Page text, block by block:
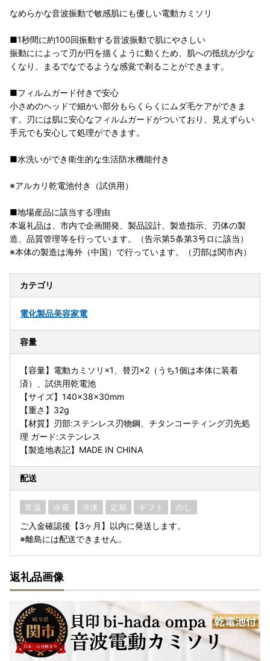
なめらかな音波振動で敏感肌にも優しい電動カミソリ
■1秒間に約100回振動する音波振動で肌にやさしい
振動にによって刃が円を描くように動くため、肌への抵抗が少な
くなり、まるでなでるような感覚で剃ることができます。
■フィルムガード付きで安心
小さめのヘッドで細かい部分もらくらくにムダ毛ケアができま
す。刃には肌に安心なフィルムガードがついており、見えずらい
手元でも安心して処理ができます。
■水洗いができ衛生的な生活防水機能付き
※アルカリ乾電池付き（試供用）
■地場産品に該当する理由
本返礼品は、市内で企画開発、製品設計、製造指示、刃体の製
造、品質管理等を行っています。（告示第5条第3号ロに該当）
※本体の製造は海外（中国）で行っています。（刃部は関市内）
カテゴリ
電化製品美容家電
容量
【容量】電動カミソリ×1、替刃×2（うち1個は本体に装着
済）、試供用乾電池
【サイズ】140×38×30mm
【重さ】32g
【材質】刃部:ステンレス刃物鋼、チタンコーティング刃先処
理 ガード:ステンレス
【製造地表記】MADE IN CHINA
配送
常温 冷蔵 冷凍 定期 ギフト のし
ご入金確認後【3ヶ月】以内に発送します。
※離島には配送できません。
返礼品画像